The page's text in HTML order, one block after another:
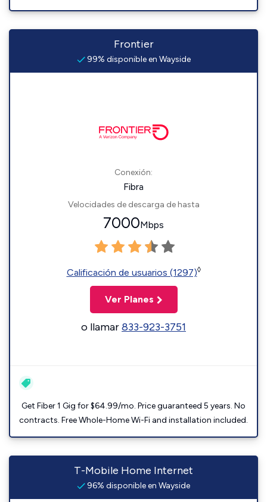
Frontier
99% disponible en Wayside
Conexión:
Fibra
Velocidades de descarga de hasta
7000Mbps
Calificación de usuarios (1297)◊
Ver Planes
o llamar833-923-3751
Get Fiber 1 Gig for $64.99/mo. Price guaranteed 5 years. No
contracts. Free Whole-Home Wi-Fi and installation included.
T-Mobile Home Internet
96% disponible en Wayside